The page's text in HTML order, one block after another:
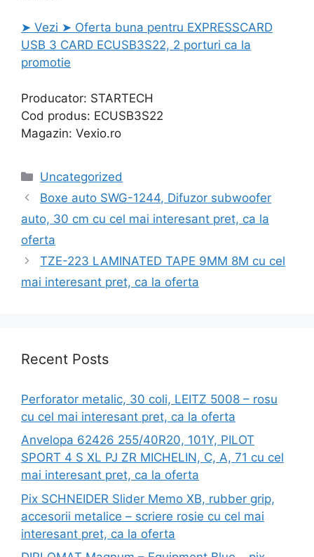
➤ Vezi ➤ Oferta buna pentru EXPRESSCARD
USB 3 CARD ECUSB3S22, 2 porturi ca la
promotie
Producator: STARTECH
Cod produs: ECUSB3S22
Magazin: Vexio.ro
Categories
Uncategorized
Boxe auto SWG-1244, Difuzor subwoofer
auto, 30 cm cu cel mai interesant pret, ca la
oferta
TZE-223 LAMINATED TAPE 9MM 8M cu cel
mai interesant pret, ca la oferta
Recent Posts
Perforator metalic, 30 coli, LEITZ 5008 – rosu
cu cel mai interesant pret, ca la oferta
Anvelopa 62426 255/40R20, 101Y, PILOT
SPORT 4 S XL PJ ZR MICHELIN, C, A, 71 cu cel
mai interesant pret, ca la oferta
Pix SCHNEIDER Slider Memo XB, rubber grip,
accesorii metalice – scriere rosie cu cel mai
interesant pret, ca la oferta